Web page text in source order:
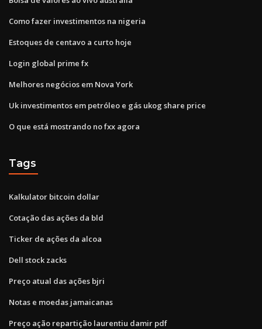
Como fazer investimentos na nigeria
Estoques de centavo a curto hoje
Login global prime fx
Melhores negócios em Nova York
Uk investimentos em petróleo e gás ukog share price
O que está mostrando no fxx agora
Tags
Kalkulator bitcoin dollar
Cotação das ações da bld
Ticker de ações da alcoa
Dell stock zacks
Preço atual das ações bjri
Notas e moedas jamaicanas
Preço ação repartição laurentiu damir pdf